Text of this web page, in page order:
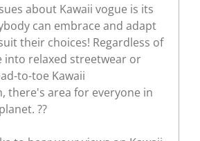
about Kawaii vogue is its
can embrace and adapt
their choices! Regardless of
into relaxed streetwear or
to-toe Kawaii
there's area for everyone in
??